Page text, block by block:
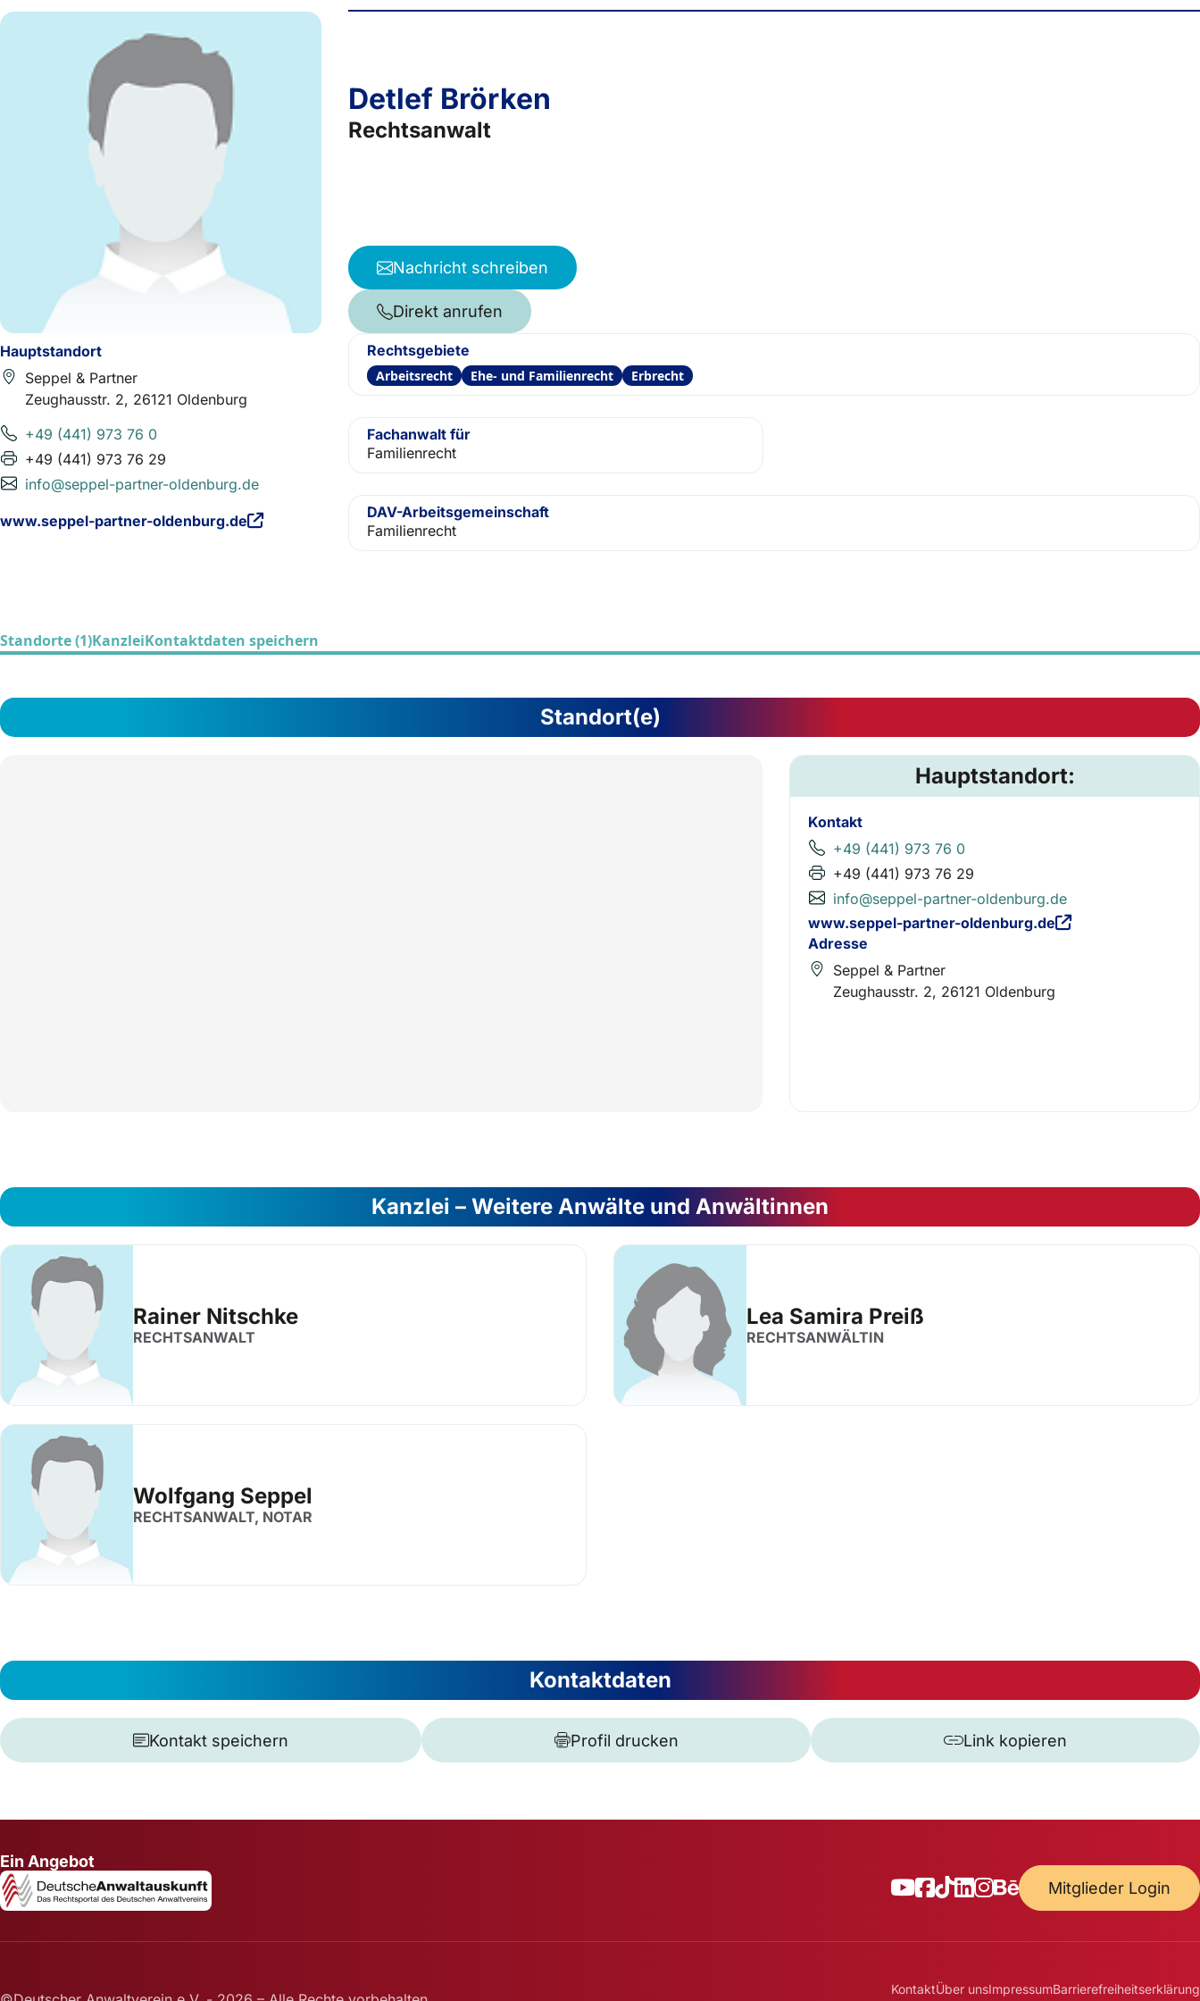
Hauptstandort
Seppel & Partner
Zeughausstr. 2, 26121 Oldenburg
+49 (441) 973 76 0
+49 (441) 973 76 29
info@seppel-partner-oldenburg.de
www.seppel-partner-oldenburg.de
Detlef Brörken
Rechtsanwalt
Nachricht schreiben
Direkt anrufen
Rechtsgebiete
Arbeitsrecht Ehe- und Familienrecht Erbrecht
Fachanwalt für
Familienrecht
DAV-Arbeitsgemeinschaft
Familienrecht
Standorte (1)KanzleiKontaktdaten speichern
Standort(e)
Hauptstandort:
Kontakt
+49 (441) 973 76 0
+49 (441) 973 76 29
info@seppel-partner-oldenburg.de
www.seppel-partner-oldenburg.de
Adresse
Seppel & Partner
Zeughausstr. 2, 26121 Oldenburg
Kanzlei – Weitere Anwälte und Anwältinnen
Rainer Nitschke
RECHTSANWALT
Lea Samira Preiß
RECHTSANWÄLTIN
Wolfgang Seppel
RECHTSANWALT, NOTAR
Kontaktdaten
Kontakt speichern Profil drucken Link kopieren
Ein Angebot
Mitglieder Login
KontaktÜber unsImpressumBarrierefreiheitserklärung